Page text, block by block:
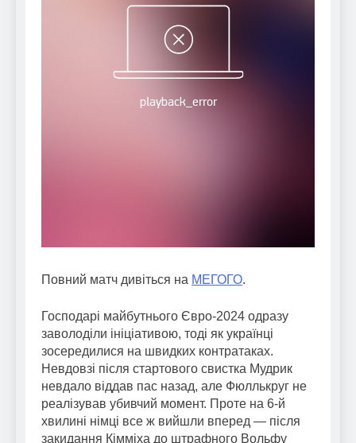
Повний матч дивіться на МЕГОГО.
Господарі майбутнього Євро-2024 одразу
заволоділи ініціативою, тоді як українці
зосередилися на швидких контратаках.
Невдовзі після стартового свистка Мудрик
невдало віддав пас назад, але Фюллькруг не
реалізував убивчий момент. Проте на 6-й
хвилині німці все ж вийшли вперед — після
закидання Кімміха до штрафного Вольфу